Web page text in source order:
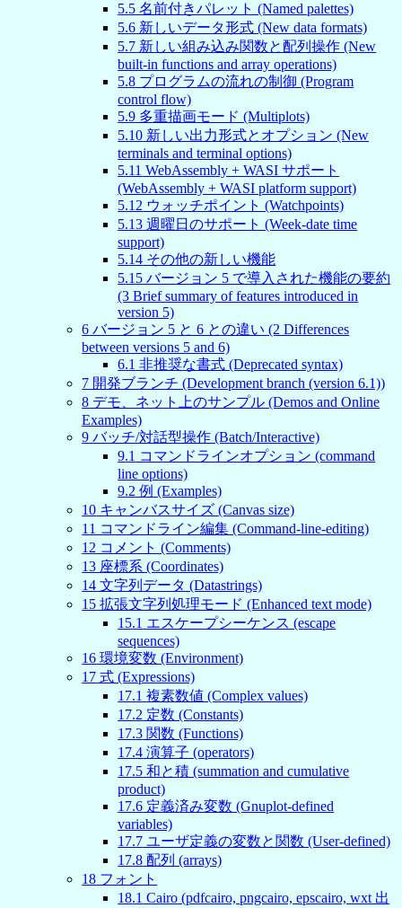
5.5 名前付きパレット (Named palettes)
5.6 新しいデータ形式 (New data formats)
5.7 新しい組み込み関数と配列操作 (New
built-in functions and array operations)
5.8 プログラムの流れの制御 (Program
control flow)
5.9 多重描画モード (Multiplots)
5.10 新しい出力形式とオプション (New
terminals and terminal options)
5.11 WebAssembly + WASI サポート
(WebAssembly + WASI platform support)
5.12 ウォッチポイント (Watchpoints)
5.13 週曜日のサポート (Week-date time
support)
5.14 その他の新しい機能
5.15 バージョン 5 で導入された機能の要約
(3 Brief summary of features introduced in
version 5)
6 バージョン 5 と 6 との違い (2 Differences
between versions 5 and 6)
6.1 非推奨な書式 (Deprecated syntax)
7 開発ブランチ (Development branch (version 6.1))
8 デモ、ネット上のサンプル (Demos and Online
Examples)
9 バッチ/対話型操作 (Batch/Interactive)
9.1 コマンドラインオプション (command
line options)
9.2 例 (Examples)
10 キャンバスサイズ (Canvas size)
11 コマンドライン編集 (Command-line-editing)
12 コメント (Comments)
13 座標系 (Coordinates)
14 文字列データ (Datastrings)
15 拡張文字列処理モード (Enhanced text mode)
15.1 エスケープシーケンス (escape
sequences)
16 環境変数 (Environment)
17 式 (Expressions)
17.1 複素数値 (Complex values)
17.2 定数 (Constants)
17.3 関数 (Functions)
17.4 演算子 (operators)
17.5 和と積 (summation and cumulative
product)
17.6 定義済み変数 (Gnuplot-defined
variables)
17.7 ユーザ定義の変数と関数 (User-defined)
17.8 配列 (arrays)
18 フォント
18.1 Cairo (pdfcairo, pngcairo, epscairo, wxt 出